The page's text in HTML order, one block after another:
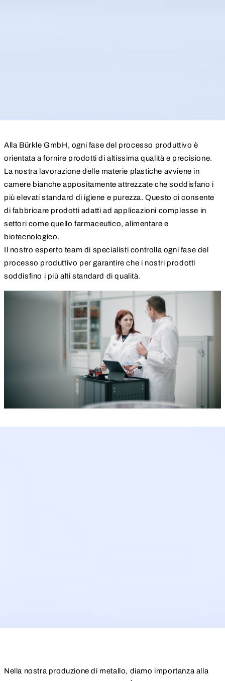
Alla Bürkle GmbH, ogni fase del processo produttivo è
orientata a fornire prodotti di altissima qualità e precisione.
La nostra lavorazione delle materie plastiche avviene in
camere bianche appositamente attrezzate che soddisfano i
più elevati standard di igiene e purezza. Questo ci consente
di fabbricare prodotti adatti ad applicazioni complesse in
settori come quello farmaceutico, alimentare e
biotecnologico.
Il nostro esperto team di specialisti controlla ogni fase del
processo produttivo per garantire che i nostri prodotti
soddisfino i più alti standard di qualità.
Nella nostra produzione di metallo, diamo importanza alla